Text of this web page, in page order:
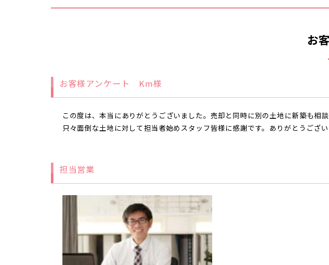
お
お客様アンケート Km様
この度は、本当にありがとうございました。売却と同時に別の土地に新築も相
只々面倒な土地に対して担当者始めスタッフ皆様に感謝です。ありがとうござい
担当営業